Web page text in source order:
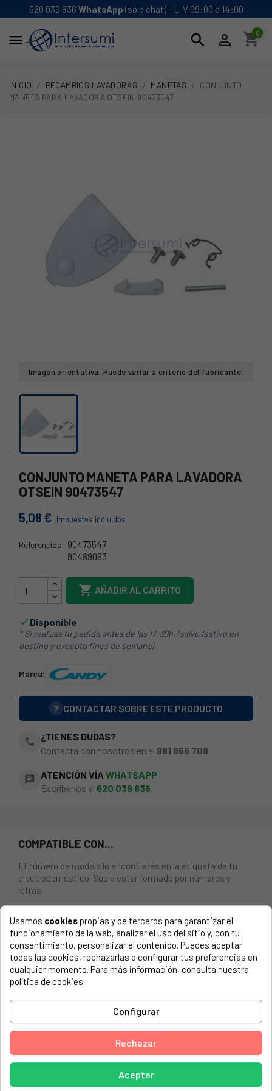
620 039 836 WhatsApp (solo chat) - L-V 09:00 a 14:00
 search  shopping_cart
0
INICIO RECAMBIOS LAVADORAS MANETAS
CONJUNTO
MANETA PARA LAVADORA OTSEIN 90473547
Imagen orientativa. Puede variar a criterio del fabricante.
CONJUNTO MANETA PARA LAVADORA
OTSEIN 90473547
5,08 € Impuestos incluidos
Referencias: 90473547
90489093
 AÑADIR AL CARRITO
Disponible
* Si realizas tu pedido antes de las 17:30h. (salvo festivo en
destino y excepto fines de semana)
Marca:
? CONTACTAR SOBRE ESTE PRODUCTO
phone
¿TIENES DUDAS?
Contacta con nosotros en el 981 866 708
chat ATENCIÓN VÍA WHATSAPP
Escríbenos al 620 039 836.
COMPATIBLE CON...
El número de modelo lo encontrarás en la etiqueta de tu
electrodoméstico. Suele estar formado por números y
letras.
CONJUNTO MANETA COMPLETO PARA LAVADORA OTSEIN,
CANDY 90473547
FRIAC, 39987706 LB WA 1017
FRIAC, 39987714 LB WA 1217
FRIAC, WA1017
LG, LN400
Usamos cookiespropias y de terceros para garantizar el
funcionamiento de la web, analizar el uso del sitio y, con tu
consentimiento, personalizar el contenido. Puedes aceptar
todas las cookies, rechazarlas o configurar tus preferencias en
cualquier momento. Para más información, consulta nuestra
política de cookies.
Configurar
Rechazar
Aceptar